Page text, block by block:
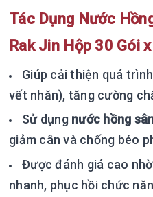
Tác Dụng Nước
Rak Jin Hộp 30 Gói
Giúp cải thiện quá
vết nhăn), tăng cường
Sử dụng nước hồng
giảm cân và chống béo
Được đánh giá cao
nhanh, phục hồi chức